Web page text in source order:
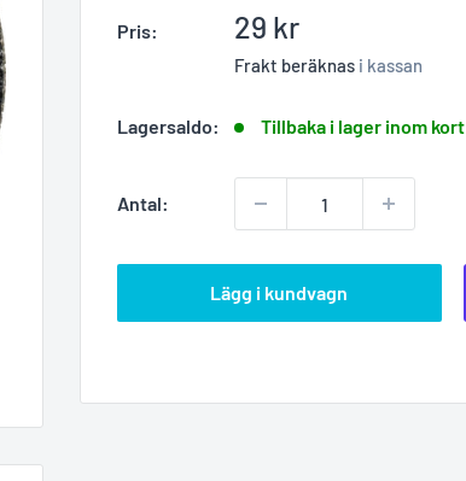
Pris: Reapris
29 kr
Frakt beräknas i kassan
Lagersaldo: Tillbaka i lager inom kort
Antal:
Lägg i kundvagn